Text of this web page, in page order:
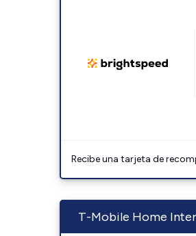
Recibe una tarjeta de
T-Mobile Home